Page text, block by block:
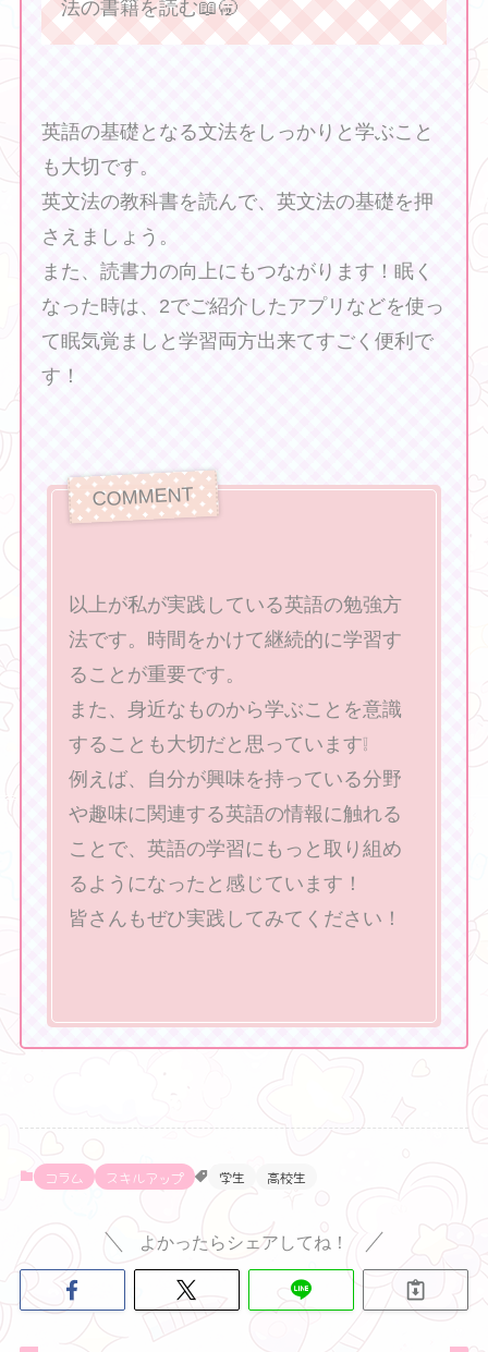
法の書籍を読む📖🥱
英語の基礎となる文法をしっかりと学ぶこと
も大切です。
英文法の教科書を読んで、英文法の基礎を押
さえましょう。
また、読書力の向上にもつながります！眠く
なった時は、2でご紹介したアプリなどを使っ
て眠気覚ましと学習両方出来てすごく便利で
す！
以上が私が実践している英語の勉強方
法です。時間をかけて継続的に学習す
ることが重要です。
また、身近なものから学ぶことを意識
することも大切だと思っています❕
例えば、自分が興味を持っている分野
や趣味に関連する英語の情報に触れる
ことで、英語の学習にもっと取り組め
るようになったと感じています！
皆さんもぜひ実践してみてください！
コラム スキルアップ 学生 高校生
よかったらシェアしてね！